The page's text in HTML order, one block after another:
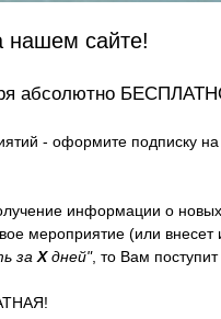
нашем сайте!
абсолютно
- оформите подписку
информации о
мероприятие (или
за Хдней", то Вам